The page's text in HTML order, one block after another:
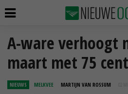
A-ware verhoogt
maart met 75 cent
NIEUWS MELKVEE MARTIJN VAN ROSSUM 02